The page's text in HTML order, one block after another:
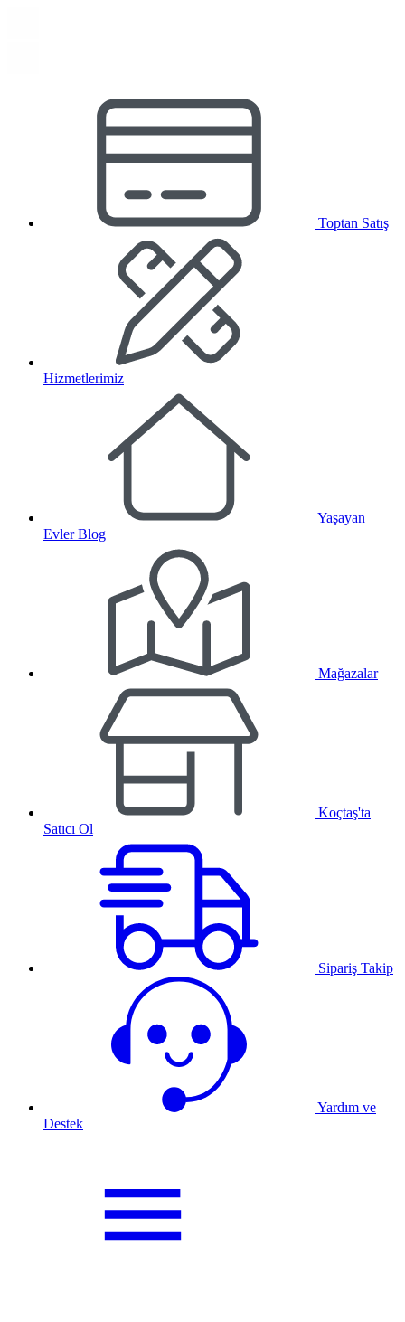
Toptan Satış
Hizmetlerimiz
Yaşayan
Evler Blog
Mağazalar
Koçtaş'ta
Satıcı Ol
Sipariş Takip
Yardım ve
Destek